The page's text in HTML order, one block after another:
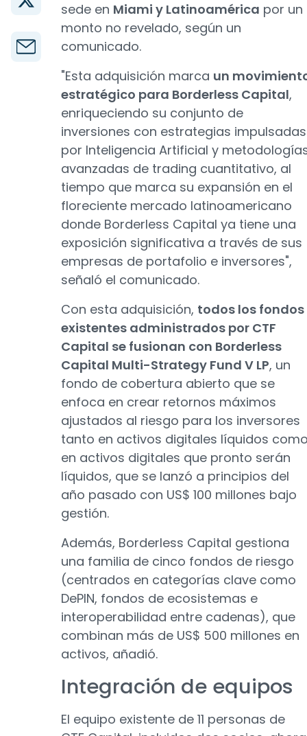
sede en Miami y Latinoamérica por un
monto no revelado, según un
comunicado.
"Esta adquisición marca un
estratégico para Borderless Capital,
enriqueciendo su conjunto de
inversiones con estrategias impulsadas
por Inteligencia Artificial y
avanzadas de trading cuantitativo, al
tiempo que marca su expansión en el
floreciente mercado latinoamericano
donde Borderless Capital ya tiene una
exposición significativa a través de sus
empresas de portafolio e inversores",
señaló el comunicado.
Con esta adquisición, todos los fondos
existentes administrados por CTF
Capital se fusionan con Borderless
Capital Multi-Strategy Fund V LP, un
fondo de cobertura abierto que se
enfoca en crear retornos máximos
ajustados al riesgo para los inversores
tanto en activos digitales líquidos
en activos digitales que pronto serán
líquidos, que se lanzó a principios del
año pasado con US$ 100 millones bajo
gestión.
Además, Borderless Capital gestiona
una familia de cinco fondos de riesgo
(centrados en categorías clave como
DePIN, fondos de ecosistemas e
interoperabilidad entre cadenas), que
combinan más de US$ 500 millones en
activos, añadió.
Integración de equipos
El equipo existente de 11 personas de